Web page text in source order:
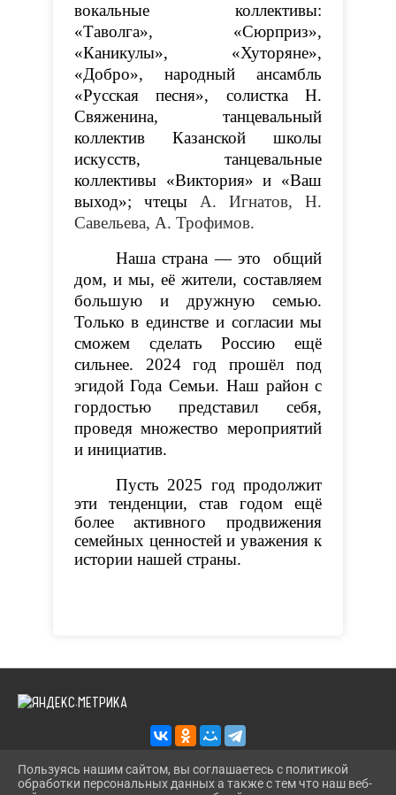
вокальные коллективы:
«Таволга», «Сюрприз»,
«Каникулы», «Хуторяне»,
«Добро», народный ансамбль
«Русская песня», солистка Н.
Свяженина, танцевальный
коллектив Казанской школы
искусств, танцевальные
коллективы «Виктория» и «Ваш
выход»; чтецы А. Игнатов,Н.
Савельева, А. Трофимов.
Наша страна — это общий
дом, и мы, её жители, составляем
большую и дружную семью.
Только в единстве и согласии мы
сможем сделать Россию ещё
сильнее. 2024 год прошёл под
эгидой Года Семьи. Наш район с
гордостью представил себя,
проведя множество мероприятий
и инициатив.
Пусть 2025 год продолжит
эти тенденции, став годом ещё
более активного продвижения
семейных ценностей и уважения к
истории нашей страны.
Пользуясь нашим сайтом, вы соглашаетесь с политикой
обработки персональных данных а также с тем что наш веб-